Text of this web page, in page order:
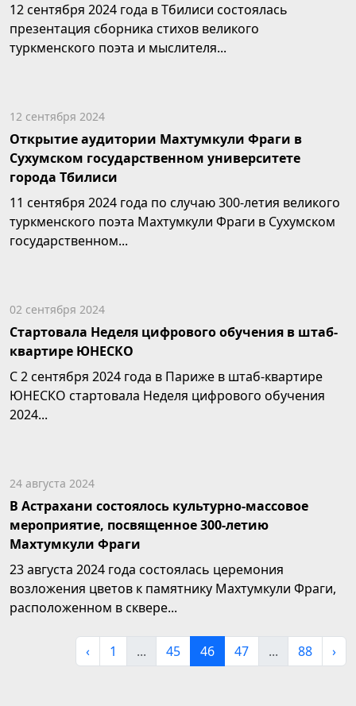
12 сентября 2024 года в Тбилиси состоялась
презентация сборника стихов великого
туркменского поэта и мыслителя...
12 сентября 2024
Открытие аудитории Махтумкули Фраги в
Сухумском государственном университете
города Тбилиси
11 сентября 2024 года по случаю 300-летия великого
туркменского поэта Махтумкули Фраги в Сухумском
государственном...
02 сентября 2024
Стартовала Неделя цифрового обучения в штаб-
квартире ЮНЕСКО
С 2 сентября 2024 года в Париже в штаб-квартире
ЮНЕСКО стартовала Неделя цифрового обучения
2024...
24 августа 2024
В Астрахани состоялось культурно-массовое
мероприятие, посвященное 300-летию
Махтумкули Фраги
23 августа 2024 года состоялась церемония
возложения цветов к памятнику Махтумкули Фраги,
расположенном в сквере...
‹ 1 ... 45 46 47 ... 88 ›